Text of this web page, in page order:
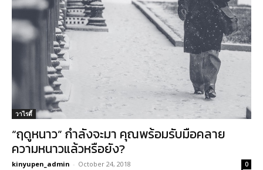
วาไรตี้
“ฤดูหนาว” กำลังจะมา คุณพร้อมรับมือคลาย
ความหนาวแล้วหรือยัง?
kinyupen_admin - October 24, 2018 0